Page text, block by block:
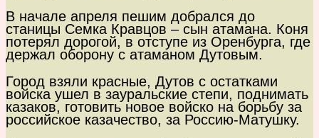
В начале апреля пешим добрался до
станицы Семка Кравцов – сын атамана. Коня
потерял дорогой, в отступе из Оренбурга, где
держал оборону с атаманом Дутовым.
Город взяли красные, Дутов с остатками
войска ушел в зауральские степи, поднимать
казаков, готовить новое войско на борьбу за
российское казачество, за Россию-Матушку.